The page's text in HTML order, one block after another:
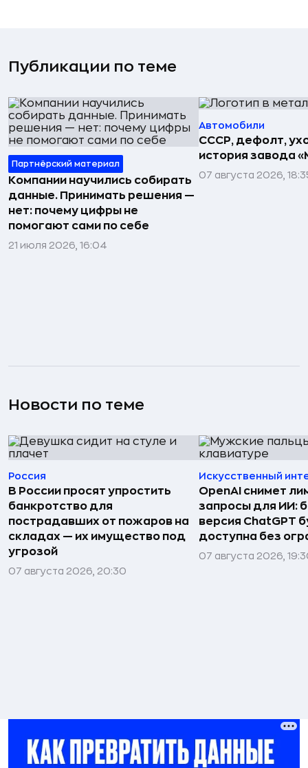
Публикации по теме
Партнёрский материал
Компании научились собирать
данные. Принимать решения —
нет: почему цифры не
помогают сами по себе
21 июля 2026, 16:04
Автомобили
СССР, дефолт,
история завода
07 августа 2026,
Новости по теме
Россия
В России просят упростить
банкротство для
пострадавших от пожаров на
складах — их имущество под
угрозой
07 августа 2026, 20:30
Искусственный
OpenAI снимет
запросы для ИИ:
версия ChatGPT
доступна без
07 августа 2026,